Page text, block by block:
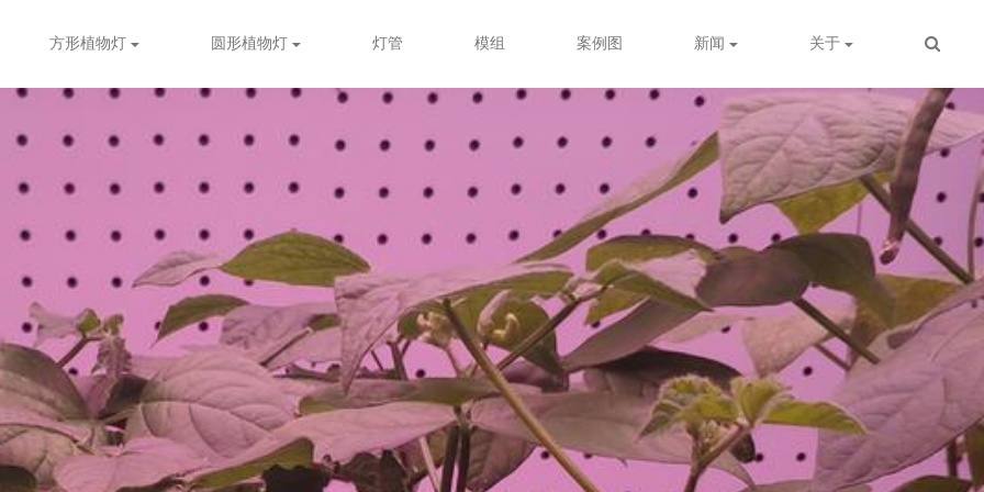
方形植物灯 圆形植物灯 灯管 模组 案例图 新闻 关于